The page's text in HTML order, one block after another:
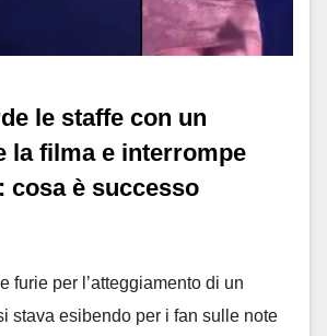
le staffe con un
la filma e interrompe
cosa è successo
furie per l’atteggiamento di un
stava esibendo per i fan sulle note